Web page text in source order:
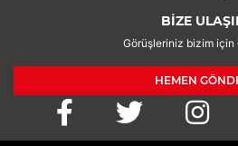
BİZE
Görüşleriniz bizim için
HEMEN